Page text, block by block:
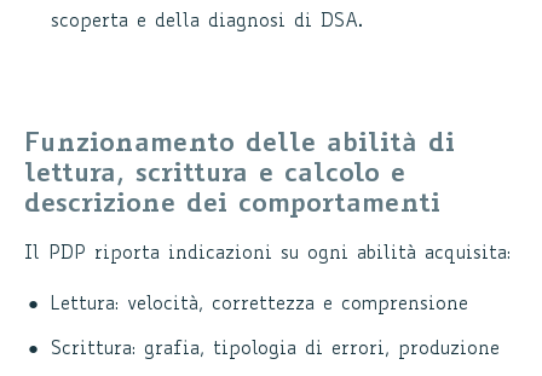
scoperta e della diagnosi di DSA.
Funzionamento delle abilità di
lettura, scrittura e calcolo e
descrizione dei comportamenti
Il PDP riporta indicazioni su ogni abilità acquisita:
Lettura: velocità, correttezza e comprensione
Scrittura: grafia, tipologia di errori, produzione